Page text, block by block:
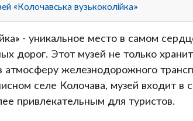
«Колочавська вузькоколійка»
- уникальное место в самом
дорог. Этот музей не только
атмосферу железнодорожного
селе Колочава, музей входит в
привлекательным для туристов.